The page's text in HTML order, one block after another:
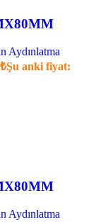
Aydınlatma
₺Şu anki fiyat:
Aydınlatma